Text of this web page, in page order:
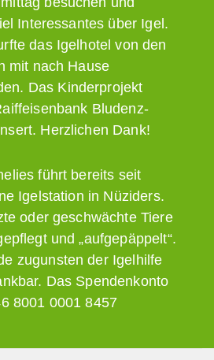
Interessantes über Igel.
das Igelhotel von den
mit nach Hause
Das Kinderprojekt
Bludenz-
Herzlichen Dank!
führt bereits seit
Igelstation in Nüziders.
oder geschwächte Tiere
und „aufgepäppelt“.
zugunsten der Igelhilfe
Das Spendenkonto
8001 0001 8457